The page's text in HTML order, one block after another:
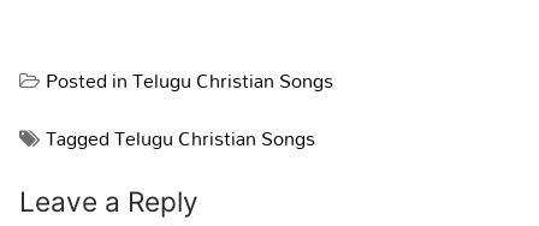
Posted inTelugu Christian Songs
TaggedTelugu Christian Songs
Leave a Reply